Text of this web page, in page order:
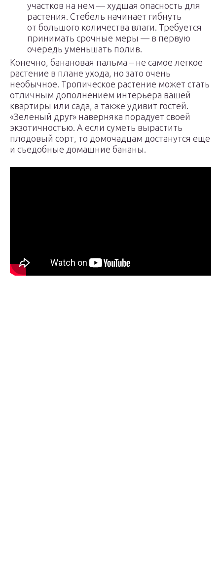
участков на нем — худшая опасность для
растения. Стебель начинает гибнуть
от большого количества влаги. Требуется
принимать срочные меры — в первую
очередь уменьшать полив.
Конечно, банановая пальма – не самое легкое
растение в плане ухода, но зато очень
необычное. Тропическое растение может стать
отличным дополнением интерьера вашей
квартиры или сада, а также удивит гостей.
«Зеленый друг» наверняка порадует своей
экзотичностью. А если суметь вырастить
плодовый сорт, то домочадцам достанутся еще
и съедобные домашние бананы.